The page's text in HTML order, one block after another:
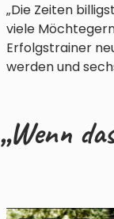
„Die Zeiten
viele
Erfolgstrainer
werden und
„Wenn